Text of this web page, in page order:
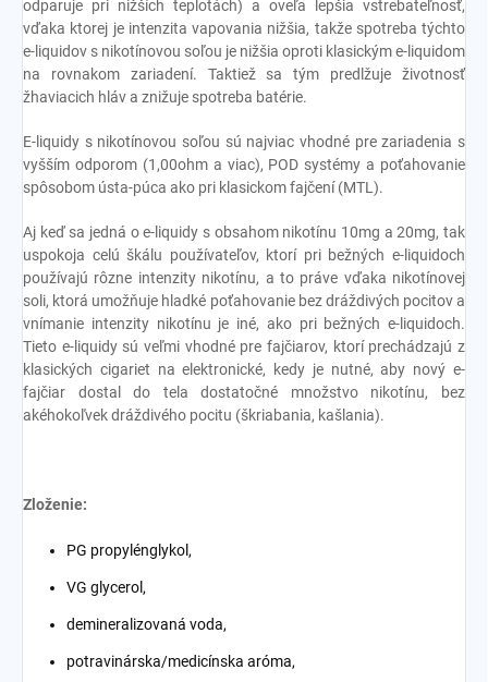
odparuje pri nižších teplotách) a oveľa lepšia vstrebateľnosť,
vďaka ktorej je intenzita vapovania nižšia, takže spotreba týchto
e-liquidov s nikotínovou soľou je nižšia oproti klasickým e-liquidom
na rovnakom zariadení. Taktiež sa tým predlžuje životnosť
žhaviacich hláv a znižuje spotreba batérie.
E-liquidy s nikotínovou soľou sú najviac vhodné pre zariadenia s
vyšším odporom (1,00ohm a viac), POD systémy a poťahovanie
spôsobom ústa-púca ako pri klasickom fajčení (MTL).
Aj keď sa jedná o e-liquidy s obsahom nikotínu 10mg a 20mg, tak
uspokoja celú škálu používateľov, ktorí pri bežných e-liquidoch
používajú rôzne intenzity nikotínu, a to práve vďaka nikotínovej
soli, ktorá umožňuje hladké poťahovanie bez dráždivých pocitov a
vnímanie intenzity nikotínu je iné, ako pri bežných e-liquidoch.
Tieto e-liquidy sú veľmi vhodné pre fajčiarov, ktorí prechádzajú z
klasických cigariet na elektronické, kedy je nutné, aby nový e-
fajčiar dostal do tela dostatočné množstvo nikotínu, bez
akéhokoľvek dráždivého pocitu (škriabania, kašlania).
Zloženie:
PG propylénglykol,
VG glycerol,
demineralizovaná voda,
potravinárska/medicínska aróma,